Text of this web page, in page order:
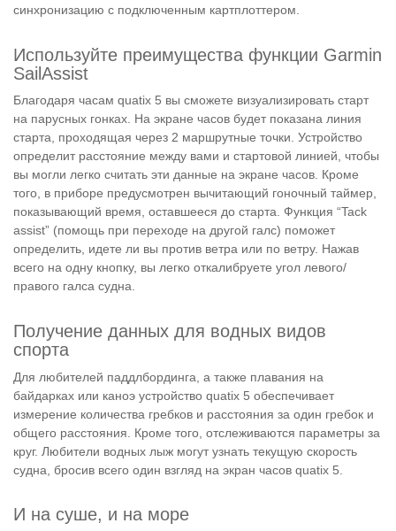
синхронизацию с подключенным картплоттером.
Используйте преимущества функции Garmin
SailAssist
Благодаря часам quatix 5 вы сможете визуализировать старт
на парусных гонках. На экране часов будет показана линия
старта, проходящая через 2 маршрутные точки. Устройство
определит расстояние между вами и стартовой линией, чтобы
вы могли легко считать эти данные на экране часов. Кроме
того, в приборе предусмотрен вычитающий гоночный таймер,
показывающий время, оставшееся до старта. Функция “Tack
assist” (помощь при переходе на другой галс) поможет
определить, идете ли вы против ветра или по ветру. Нажав
всего на одну кнопку, вы легко откалибруете угол левого/
правого галса судна.
Получение данных для водных видов
спорта
Для любителей паддлбординга, а также плавания на
байдарках или каноэ устройство quatix 5 обеспечивает
измерение количества гребков и расстояния за один гребок и
общего расстояния. Кроме того, отслеживаются параметры за
круг. Любители водных лыж могут узнать текущую скорость
судна, бросив всего один взгляд на экран часов quatix 5.
И на суше, и на море